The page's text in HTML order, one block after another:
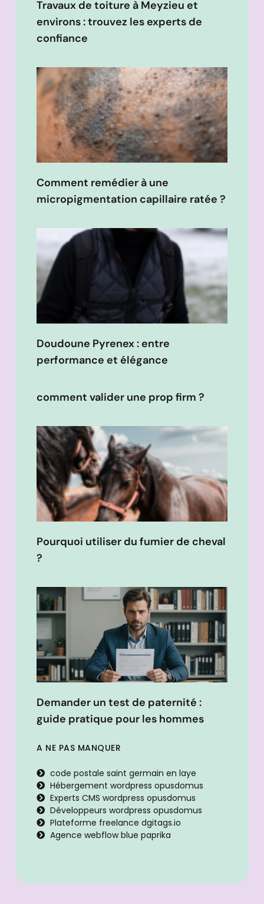
Travaux de toiture à Meyzieu et
environs : trouvez les experts de
confiance
Comment remédier à une
micropigmentation capillaire ratée ?
Doudoune Pyrenex : entre
performance et élégance
comment valider une prop firm ?
Pourquoi utiliser du fumier de cheval
?
Demander un test de paternité :
guide pratique pour les hommes
A NE PAS MANQUER
code postale saint germain en laye
Hébergement wordpress opusdomus
Experts CMS wordpress opusdomus
Développeurs wordpress opusdomus
Plateforme freelance dgitags.io
Agence webflow blue paprika